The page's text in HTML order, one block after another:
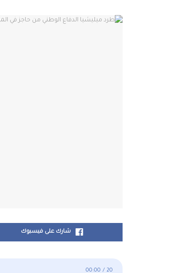
شارك على فيسبوك
00:00 / 20